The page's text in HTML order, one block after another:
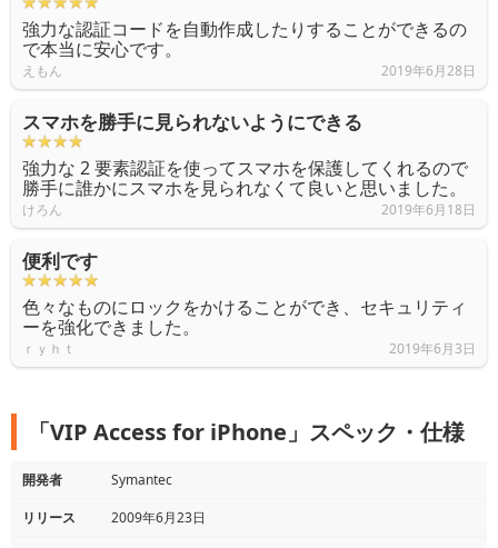
強力な認証コードを自動作成したりすることができるの
で本当に安心です。
えもん 2019年6月28日
スマホを勝手に見られないようにできる
強力な 2 要素認証を使ってスマホを保護してくれるので
勝手に誰かにスマホを見られなくて良いと思いました。
けろん 2019年6月18日
便利です
色々なものにロックをかけることができ、セキュリティ
ーを強化できました。
ｒｙｈｔ 2019年6月3日
「VIP Access for iPhone」スペック・仕様
開発者
Symantec
リリース
2009年6月23日